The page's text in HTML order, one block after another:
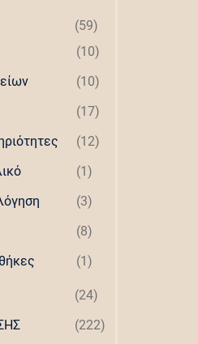
(59)
(10)
(10)
(17)
(12)
(1)
(3)
(8)
(1)
(24)
(222)